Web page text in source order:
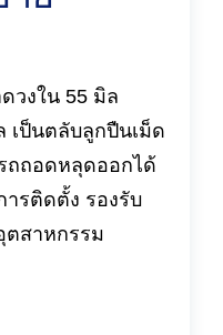
วงใน 55 มิล
เป็นตลับลูกปืนเม็ด
ถถอดหลุดออกได้
รติดตั้ง รองรับ
ตสาหกรรม